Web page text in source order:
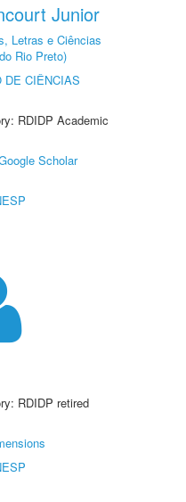
Junior
Letras e Ciências
Rio Preto)
DE CIÊNCIAS
RDIDP Academic
Scholar
RDIDP retired